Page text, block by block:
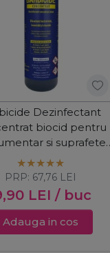
Dezinfectant
biocid pentru
si suprafete
500ml
LEI / buc
PRP: 67,76 LEI
Adauga in cos